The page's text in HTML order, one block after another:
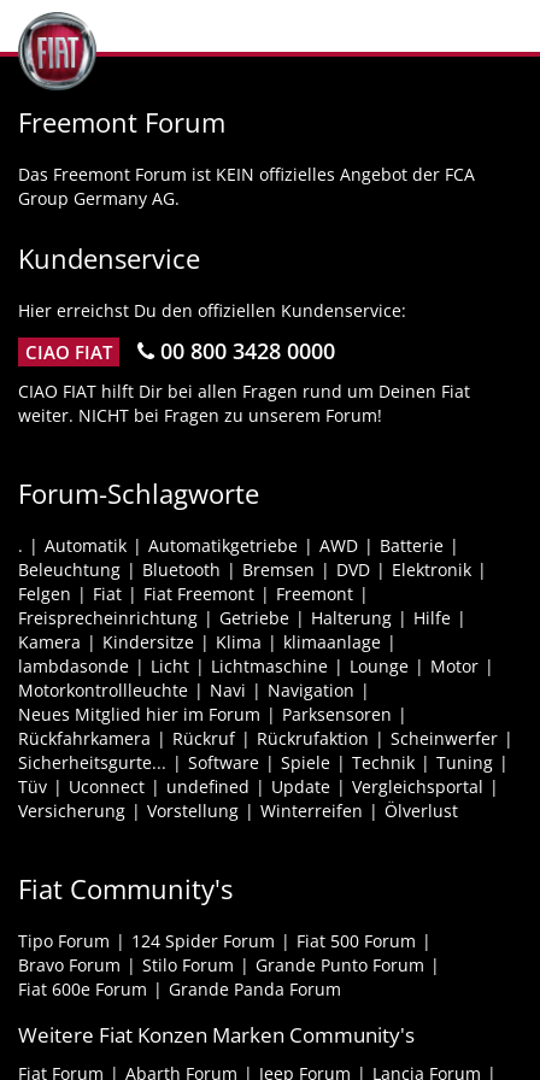
Freemont Forum
Das Freemont Forum ist KEIN offizielles Angebot der FCA
Group Germany AG.
Kundenservice
Hier erreichst Du den offiziellen Kundenservice:
CIAO FIAT 00 800 3428 0000
CIAO FIAT hilft Dir bei allen Fragen rund um Deinen Fiat
weiter. NICHT bei Fragen zu unserem Forum!
Forum-Schlagworte
. Automatik Automatikgetriebe AWD
Batterie
Beleuchtung
Bluetooth Bremsen DVD
Elektronik
Felgen
Fiat Fiat Freemont
Freemont
Freisprecheinrichtung
Getriebe Halterung
Hilfe
Kamera
Kindersitze Klima
klimaanlage
lambdasonde
Licht Lichtmaschine Lounge
Motor
Motorkontrollleuchte
Navi
Navigation
Neues Mitglied hier im Forum
Parksensoren
Rückfahrkamera
Rückruf Rückrufaktion
Scheinwerfer
Sicherheitsgurte...
Software Spiele Technik
Tuning
Tüv
Uconnect undefined Update
Vergleichsportal
Versicherung
Vorstellung Winterreifen Ölverlust
Fiat Community's
Tipo Forum 124 Spider Forum
Fiat 500 Forum
Bravo Forum
Stilo Forum
Grande Punto Forum
Fiat 600e Forum
Grande Panda Forum
Weitere Fiat Konzen Marken Community's
Fiat Forum Abarth Forum Jeep Forum Lancia Forum